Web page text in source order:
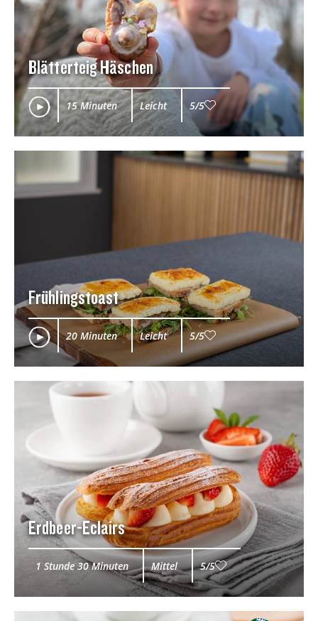
Blätterteig Häschen
15 Minuten Leicht 5/5
Frühlingstoast
20 Minuten Leicht 5/5
Erdbeer-Eclairs
1 Stunde 30 Minuten Mittel 5/5